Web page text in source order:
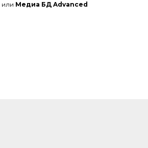
или Медиа БД Advanced